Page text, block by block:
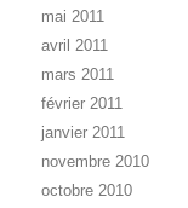
mai 2011
avril 2011
mars 2011
février 2011
janvier 2011
novembre 2010
octobre 2010